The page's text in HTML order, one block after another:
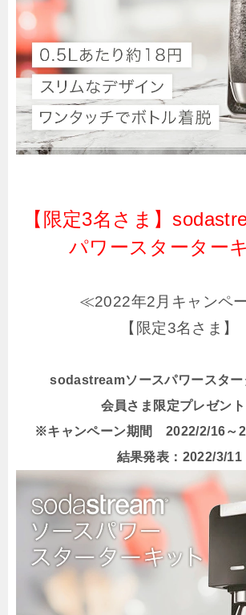
【限定3名さま】
パワースターター
≪2022年2月キャンペ
【限定3名さま】
sodastreamソースパワースター
会員さま限定プレゼント
※キャンペーン期間 2022/2/16～
結果発表：2022/3/11